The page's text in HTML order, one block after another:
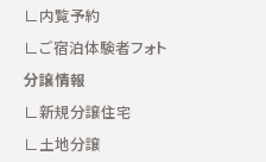
内覧予約
ご宿泊体験者フォト
分譲情報
新規分譲住宅
土地分譲